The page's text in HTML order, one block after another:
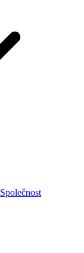
Společnost